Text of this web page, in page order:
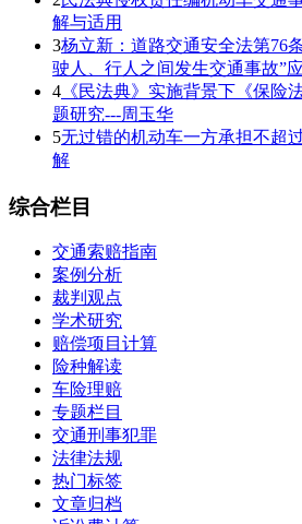
解与适用
3杨立新：道路交通安全法第76
驶人、行人之间发生交通事故”
4 《民法典》实施背景下《保险
题研究---周玉华
5无过错的机动车一方承担不超
解
综合栏目
交通索赔指南
案例分析
裁判观点
学术研究
赔偿项目计算
险种解读
车险理赔
专题栏目
交通刑事犯罪
法律法规
热门标签
文章归档